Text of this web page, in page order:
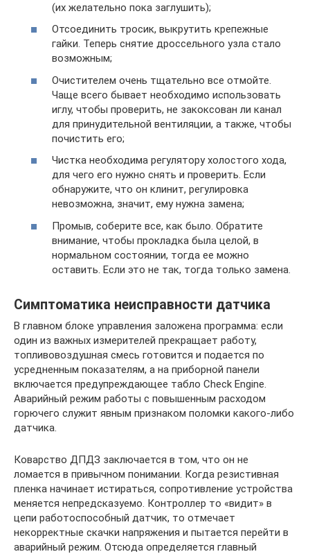
(их желательно пока заглушить);
Отсоединить тросик, выкрутить крепежные
гайки. Теперь снятие дроссельного узла стало
возможным;
Очистителем очень тщательно все отмойте.
Чаще всего бывает необходимо использовать
иглу, чтобы проверить, не закоксован ли канал
для принудительной вентиляции, а также, чтобы
почистить его;
Чистка необходима регулятору холостого хода,
для чего его нужно снять и проверить. Если
обнаружите, что он клинит, регулировка
невозможна, значит, ему нужна замена;
Промыв, соберите все, как было. Обратите
внимание, чтобы прокладка была целой, в
нормальном состоянии, тогда ее можно
оставить. Если это не так, тогда только замена.
Симптоматика неисправности датчика
В главном блоке управления заложена программа: если
один из важных измерителей прекращает работу,
топливовоздушная смесь готовится и подается по
усредненным показателям, а на приборной панели
включается предупреждающее табло Check Engine.
Аварийный режим работы с повышенным расходом
горючего служит явным признаком поломки какого-либо
датчика.
Коварство ДПДЗ заключается в том, что он не
ломается в привычном понимании. Когда резистивная
пленка начинает истираться, сопротивление устройства
меняется непредсказуемо. Контроллер то «видит» в
цепи работоспособный датчик, то отмечает
некорректные скачки напряжения и пытается перейти в
аварийный режим. Отсюда определяется главный